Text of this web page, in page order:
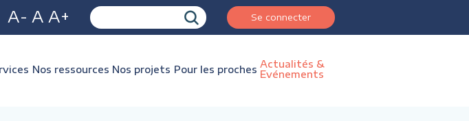
A- A A+ Se connecter
Nos ressources Nos projets Pour les proches Actualités &
Evénements